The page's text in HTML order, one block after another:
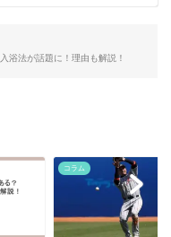
浴法が話題に！理由も解説！
コラム